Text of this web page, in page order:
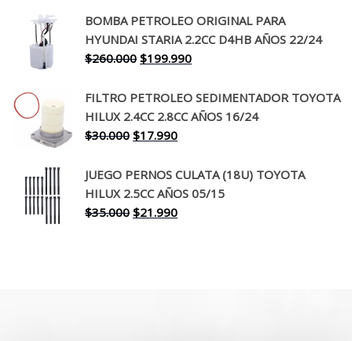
original
era:
$650.000.
actual
es:
$519.990.
BOMBA PETROLEO ORIGINAL PARA
HYUNDAI STARIA 2.2CC D4HB AÑOS 22/24
$260.000 El
original
era:
$260.000.
$199.990El
actual
es:
FILTRO PETROLEO SEDIMENTADOR TOYOTA
HILUX 2.4CC 2.8CC AÑOS 16/24
$30.000 El
original
era:
$30.000.
$17.990El
actual
es:
$17.990.
JUEGO PERNOS CULATA (18U) TOYOTA
HILUX 2.5CC AÑOS 05/15
$35.000 El
$21.990El